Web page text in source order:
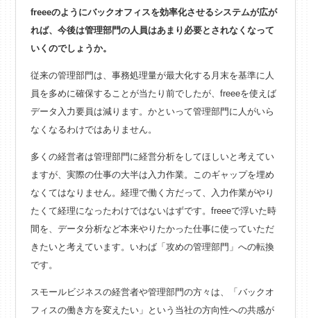
freeeのようにバックオフィスを効率化させるシステムが広が
れば、今後は管理部門の人員はあまり必要とされなくなって
いくのでしょうか。
従来の管理部門は、事務処理量が最大化する月末を基準に人
員を多めに確保することが当たり前でしたが、freeeを使えば
データ入力要員は減ります。かといって管理部門に人がいら
なくなるわけではありません。
多くの経営者は管理部門に経営分析をしてほしいと考えてい
ますが、実際の仕事の大半は入力作業。このギャップを埋め
なくてはなりません。経理で働く方だって、入力作業がやり
たくて経理になったわけではないはずです。freeeで浮いた時
間を、データ分析など本来やりたかった仕事に使っていただ
きたいと考えています。いわば「攻めの管理部門」への転換
です。
スモールビジネスの経営者や管理部門の方々は、「バックオ
フィスの働き方を変えたい」という当社の方向性への共感が